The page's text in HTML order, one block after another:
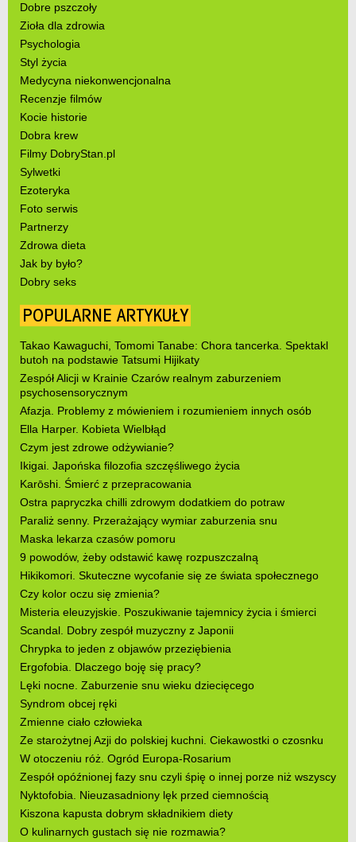
Dobre pszczoły
Zioła dla zdrowia
Psychologia
Styl życia
Medycyna niekonwencjonalna
Recenzje filmów
Kocie historie
Dobra krew
Filmy DobryStan.pl
Sylwetki
Ezoteryka
Foto serwis
Partnerzy
Zdrowa dieta
Jak by było?
Dobry seks
POPULARNE ARTYKUŁY
Takao Kawaguchi, Tomomi Tanabe: Chora tancerka. Spektakl
butoh na podstawie Tatsumi Hijikaty
Zespół Alicji w Krainie Czarów realnym zaburzeniem
psychosensorycznym
Afazja. Problemy z mówieniem i rozumieniem innych osób
Ella Harper. Kobieta Wielbłąd
Czym jest zdrowe odżywianie?
Ikigai. Japońska filozofia szczęśliwego życia
Karōshi. Śmierć z przepracowania
Ostra papryczka chilli zdrowym dodatkiem do potraw
Paraliż senny. Przerażający wymiar zaburzenia snu
Maska lekarza czasów pomoru
9 powodów, żeby odstawić kawę rozpuszczalną
Hikikomori. Skuteczne wycofanie się ze świata społecznego
Czy kolor oczu się zmienia?
Misteria eleuzyjskie. Poszukiwanie tajemnicy życia i śmierci
Scandal. Dobry zespół muzyczny z Japonii
Chrypka to jeden z objawów przeziębienia
Ergofobia. Dlaczego boję się pracy?
Lęki nocne. Zaburzenie snu wieku dziecięcego
Syndrom obcej ręki
Zmienne ciało człowieka
Ze starożytnej Azji do polskiej kuchni. Ciekawostki o czosnku
W otoczeniu róż. Ogród Europa-Rosarium
Zespół opóźnionej fazy snu czyli śpię o innej porze niż wszyscy
Nyktofobia. Nieuzasadniony lęk przed ciemnością
Kiszona kapusta dobrym składnikiem diety
O kulinarnych gustach się nie rozmawia?